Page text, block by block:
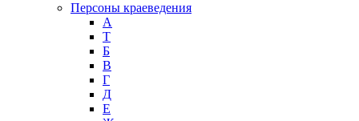
Персоны краеведения
А
T
Б
В
Г
Д
Е